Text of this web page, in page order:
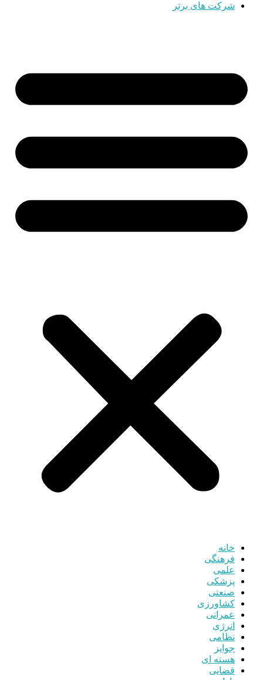
شرکت های برتر
خانه
فرهنگی
علمی
پزشکی
صنعتی
کشاورزی
عمرانی
انرژی
نظامی
جوایز
هسته ای
قضایی